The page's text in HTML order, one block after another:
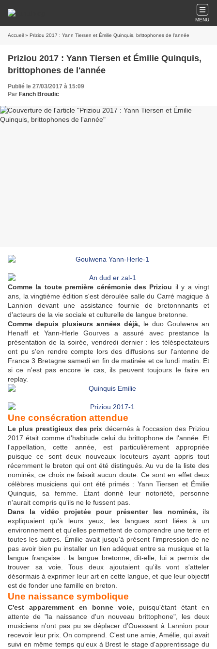
MENU
Accueil » Priziou 2017 : Yann Tiersen et Émilie Quinquis, brittophones de l'année
Priziou 2017 : Yann Tiersen et Émilie Quinquis,
brittophones de l'année
Publié le 27/03/2017 à 15:09
Par Fanch Broudic
Comme la toute première cérémonie des Priziou il y a vingt
ans, la vingtième édition s'est déroulée salle du Carré magique à
Lannion devant une assistance fournie de bretonnnants et
d'acteurs de la vie sociale et culturelle de langue bretonne.
Comme depuis plusieurs années déjà, le duo Goulwena an
Henaff et Yann-Herle Gourves a assuré avec prestance la
présentation de la soirée, vendredi dernier : les téléspectateurs
ont pu s'en rendre compte lors des diffusions sur l'antenne de
France 3 Bretagne samedi en fin de matinée et ce lundi matin. Et
si ce n'est pas encore le cas, ils peuvent toujours le faire en
replay.
Une consécration attendue
Le plus prestigieux des prix décernés à l'occasion des Priziou
2017 était comme d'habitude celui du brittophone de l'année. Et
l'appellation, cette année, est particulièrement appropriée
puisque ce sont deux nouveaux locuteurs ayant appris tout
récemment le breton qui ont été distingués. Au vu de la liste des
nominés, ce choix ne faisait aucun doute. Ce sont en effet deux
célèbres musiciens qui ont été primés : Yann Tiersen et Émilie
Quinquis, sa femme. Étant donné leur notoriété, personne
n'aurait compris qu'ils ne le fussent pas.
Dans la vidéo projetée pour présenter les nominés, ils
expliquaient qu'à leurs yeux, les langues sont liées à un
environnement et qu'elles permettent de comprendre une terre et
toutes les autres. Émilie avait jusqu'à présent l'impression de ne
pas avoir bien pu installer un lien adéquat entre sa musique et la
langue française : la langue bretonne, dit-elle, lui a permis de
trouver sa voie. Tous deux ajoutaient qu'ils vont s'atteler
désormais à exprimer leur art en cette langue, et que leur objectif
est de fonder une famille en breton.
Une naissance symbolique
C'est apparemment en bonne voie, puisqu'étant étant en
attente de "la naissance d'un nouveau brittophone", les deux
musiciens n'ont pas pu se déplacer d’Ouessant à Lannion pour
recevoir leur prix. On comprend. C'est une amie, Amélie, qui avait
suivi en même temps qu'eux à Brest le stage d'apprentissage du